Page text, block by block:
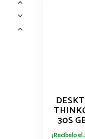
30S
8GB
¡Recíbelo el